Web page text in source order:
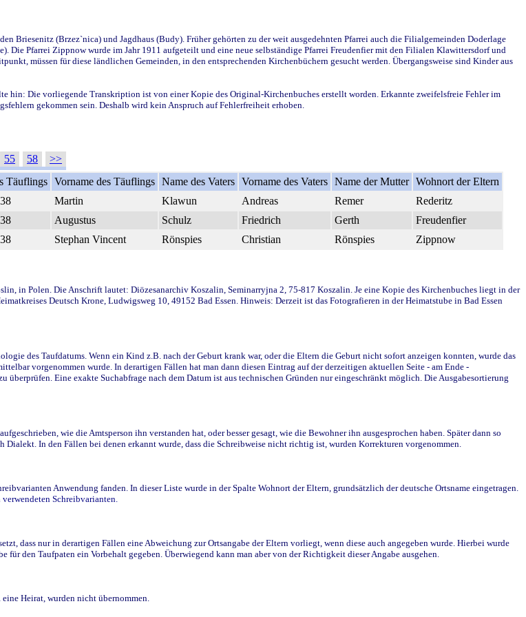
Briesenitz (Brzez`nica) und Jagdhaus (Budy). Früher gehörten zu der weit ausgedehnten Pfarrei auch die Filialgemeinden Doderlage
Die Pfarrei Zippnow wurde im Jahr 1911 aufgeteilt und eine neue selbständige Pfarrei Freudenfier mit den Filialen Klawittersdorf und
müssen für diese ländlichen Gemeinden, in den entsprechenden Kirchenbüchern gesucht werden. Übergangsweise sind Kinder aus
hin: Die vorliegende Transkription ist von einer Kopie des Original-Kirchenbuches erstellt worden. Erkannte zweifelsfreie Fehler im
gekommen sein. Deshalb wird kein Anspruch auf Fehlerfreiheit erhoben.
55 58
>>
Täuflings Vorname des Täuflings Name des Vaters Vorname des Vaters Name der Mutter Wohnort der Eltern
Martin Klawun Andreas Remer
Rederitz
Augustus Schulz Friedrich Gerth
Freudenfier
Stephan Vincent Rönspies Christian Rönspies Zippnow
in Polen. Die Anschrift lautet: Diözesanarchiv Koszalin, Seminarryjna 2, 75-817 Koszalin. Je eine Kopie des Kirchenbuches liegt in der
Deutsch Krone, Ludwigsweg 10, 49152 Bad Essen. Hinweis: Derzeit ist das Fotografieren in der Heimatstube in Bad Essen
des Taufdatums. Wenn ein Kind z.B. nach der Geburt krank war, oder die Eltern die Geburt nicht sofort anzeigen konnten, wurde das
vorgenommen wurde. In derartigen Fällen hat man dann diesen Eintrag auf der derzeitigen aktuellen Seite - am Ende -
Eine exakte Suchabfrage nach dem Datum ist aus technischen Gründen nur eingeschränkt möglich. Die Ausgabesortierung
wie die Amtsperson ihn verstanden hat, oder besser gesagt, wie die Bewohner ihn ausgesprochen haben. Später dann so
In den Fällen bei denen erkannt wurde, dass die Schreibweise nicht richtig ist, wurden Korrekturen vorgenommen.
Anwendung fanden. In dieser Liste wurde in der Spalte Wohnort der Eltern, grundsätzlich der deutsche Ortsname eingetragen.
Schreibvarianten.
dass nur in derartigen Fällen eine Abweichung zur Ortsangabe der Eltern vorliegt, wenn diese auch angegeben wurde. Hierbei wurde
den Taufpaten ein Vorbehalt gegeben. Überwiegend kann man aber von der Richtigkeit dieser Angabe ausgehen.
Heirat, wurden nicht übernommen.